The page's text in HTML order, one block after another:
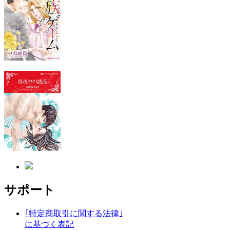
サポート
｢特定商取引に関する法律｣
に基づく表記